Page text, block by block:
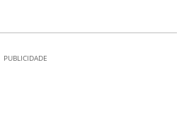
PUBLICIDADE